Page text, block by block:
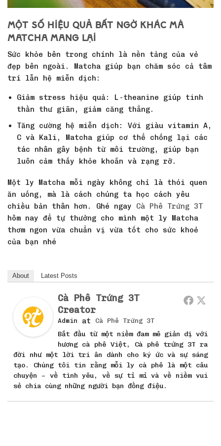
Một số hiệu quả bất ngờ khác mà
Matcha mang lại
Sức khỏe bên trong chính là nền tảng của vẻ
đẹp bên ngoài. Matcha giúp bạn chăm sóc cả tâm
trí lẫn hệ miễn dịch:
Giảm stress hiệu quả: L-theanine giúp tinh
thần thư giãn, giảm căng thẳng.
Tăng cường hệ miễn dịch: Với giàu vitamin A,
C và Kali, Matcha giúp cơ thể chống lại các
tác nhân gây bệnh từ môi trường, giúp bạn
luôn cảm thấy khỏe khoắn và rạng rỡ.
Một ly Matcha mỗi ngày không chỉ là thói quen
ăn uống, mà là cách chúng ta học cách yêu
chiều bản thân hơn. Ghé ngay Cà Phê Trứng 3T
hôm nay để tự thưởng cho mình một ly Matcha
thơm ngon vừa chuẩn vị vừa tốt cho sức khoẻ
của bạn nhé
About Latest Posts
Cà Phê Trứng 3T
Creator
Admin at Cà Phê Trứng 3T
Bắt đầu từ một niềm đam mê giản dị với
hương cà phê Việt, Cà phê trứng 3T ra
đời như một lời tri ân dành cho ký ức và sự sáng
tạo. Chúng tôi tin rằng mỗi ly cà phê là một câu
chuyện – về tình yêu, về sự tỉ mỉ và về niềm vui
sẻ chia cùng những người bạn đồng điệu.